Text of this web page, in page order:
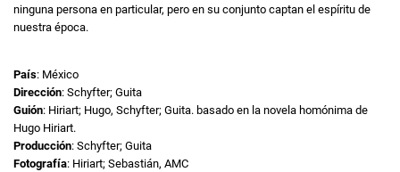
ninguna persona en particular, pero en su conjunto captan el espíritu de
nuestra época.
País: México
Dirección: Schyfter; Guita
Guión: Hiriart; Hugo, Schyfter; Guita. basado en la novela homónima de
Hugo Hiriart.
Producción: Schyfter; Guita
Fotografía: Hiriart; Sebastián, AMC